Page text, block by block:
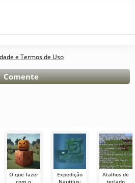
e Termos de Uso
Comente
O que fazer
com o
Expedição
Nautilus:
Atalhos de
teclado